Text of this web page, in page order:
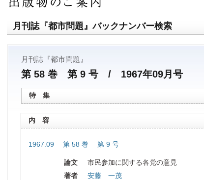
月刊誌『都市問題』バックナンバー検索
月刊誌『都市問題』
第 58 巻 第 9 号 / 1967年09月号
特 集
内 容
1967.09 第 58 巻 第 9 号
論文
市民参加に関する各党の意見
著者
安藤 一茂